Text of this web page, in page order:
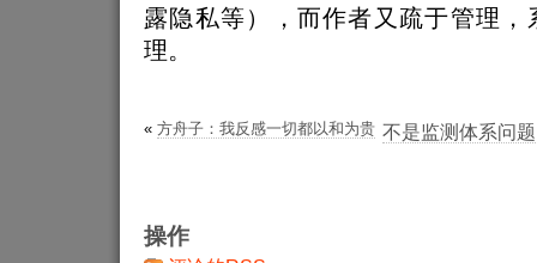
露隐私等），而作者又疏于管理，
理。
« 方舟子：我反感一切都以和为贵 不是监测体系问
操作